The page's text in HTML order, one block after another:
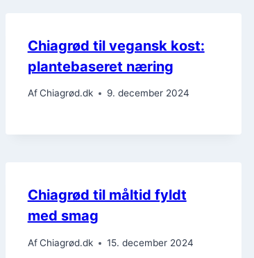
Chiagrød til vegansk kost:
plantebaseret næring
Af Chiagrød.dk 9. december 2024
Chiagrød til måltid fyldt
med smag
Af Chiagrød.dk 15. december 2024